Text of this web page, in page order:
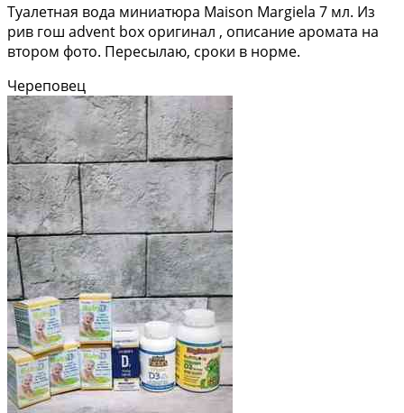
Туалетная вода миниатюра Maison Margiela 7 мл. Из
рив гош advent box оригинал , описание аромата на
втором фото. Пересылаю, сроки в норме.
Череповец